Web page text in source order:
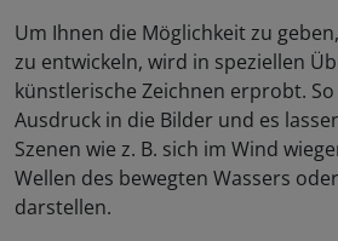
Um Ihnen die Möglichkeit zu
zu entwickeln, wird in speziellen
künstlerische Zeichnen erprobt.
Ausdruck in die Bilder und es
Szenen wie z. B. sich im Wind
Wellen des bewegten Wassers
darstellen.